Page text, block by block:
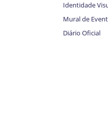
Identidade
Mural de
Diário Oficial